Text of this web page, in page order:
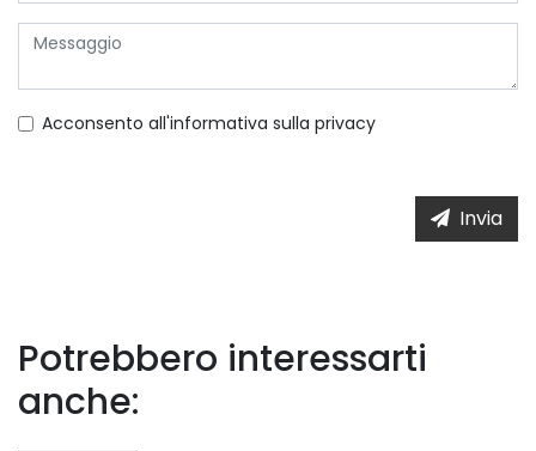
Acconsento all'informativa sulla privacy
Invia
Potrebbero interessarti
anche: